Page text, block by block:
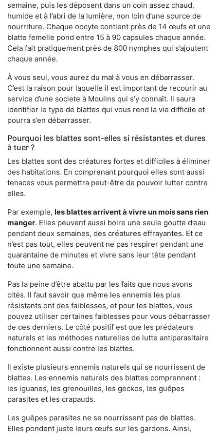
semaine, puis les déposent dans un coin assez chaud,
humide et à l’abri de la lumière, non loin d’une source de
nourriture. Chaque oocyte contient près de 14 œufs et une
blatte femelle pond entre 15 à 90 capsules chaque année.
Cela fait pratiquement près de 800 nymphes qui s’ajoutent
chaque année.
À vous seul, vous aurez du mal à vous en débarrasser.
C’est la raison pour laquelle il est important de recourir au
service d’une societe à Moulins qui s’y connaît. Il saura
identifier le type de blattes qui vous rend la vie difficile et
pourra s’en débarrasser.
Pourquoi les blattes sont-elles si résistantes et dures
à tuer ?
Les blattes sont des créatures fortes et difficiles à éliminer
des habitations. En comprenant pourquoi elles sont aussi
tenaces vous permettra peut-être de pouvoir lutter contre
elles.
Par exemple, les blattes arrivent à vivre un mois sans rien
manger. Elles peuvent aussi boire une seule goutte d’eau
pendant deux semaines, des créatures effrayantes. Et ce
n’est pas tout, elles peuvent ne pas respirer pendant une
quarantaine de minutes et vivre sans leur tête pendant
toute une semaine.
Pas la peine d’être abattu par les faits que nous avons
cités. Il faut savoir que même les ennemis les plus
résistants ont des faiblesses, et pour les blattes, vous
pouvez utiliser certaines faiblesses pour vous débarrasser
de ces derniers. Le côté positif est que les prédateurs
naturels et les méthodes naturelles de lutte antiparasitaire
fonctionnent aussi contre les blattes.
Il existe plusieurs ennemis naturels qui se nourrissent de
blattes. Les ennemis naturels des blattes comprennent :
les iguanes, les grenouilles, les geckos, les guêpes
parasites et les crapauds.
Les guêpes parasites ne se nourrissent pas de blattes.
Elles pondent juste leurs œufs sur les gardons. Ainsi,